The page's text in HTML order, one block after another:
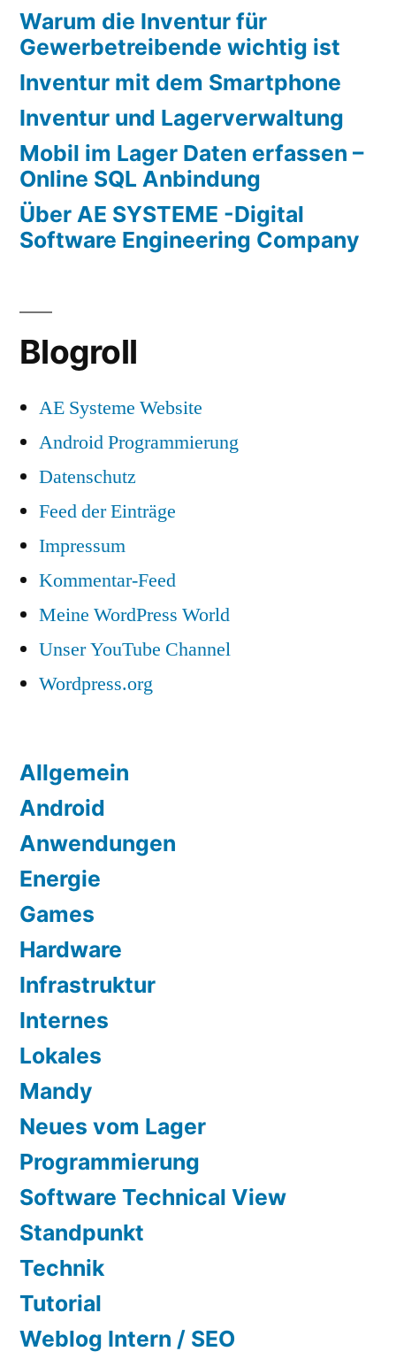
Warum die Inventur für
Gewerbetreibende wichtig ist
Inventur mit dem Smartphone
Inventur und Lagerverwaltung
Mobil im Lager Daten erfassen –
Online SQL Anbindung
Über AE SYSTEME -Digital
Software Engineering Company
Blogroll
AE Systeme Website
Android Programmierung
Datenschutz
Feed der Einträge
Impressum
Kommentar-Feed
Meine WordPress World
Unser YouTube Channel
Wordpress.org
Allgemein
Android
Anwendungen
Energie
Games
Hardware
Infrastruktur
Internes
Lokales
Mandy
Neues vom Lager
Programmierung
Software Technical View
Standpunkt
Technik
Tutorial
Weblog Intern / SEO